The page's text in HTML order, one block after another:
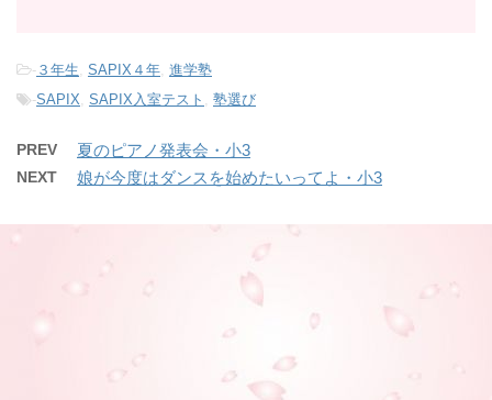
- ３年生, SAPIX４年, 進学塾
-SAPIX, SAPIX入室テスト , 塾選び
PREV 夏のピアノ発表会・小3
NEXT 娘が今度はダンスを始めたいってよ・小3